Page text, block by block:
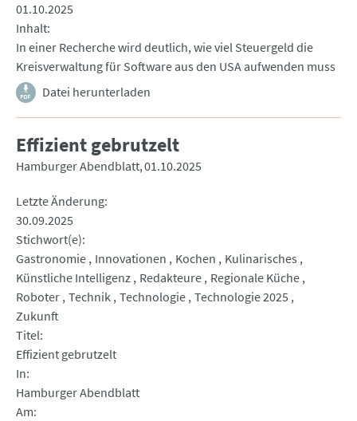
01.10.2025
Inhalt
In einer Recherche wird deutlich, wie viel Steuergeld die
Kreisverwaltung für Software aus den USA aufwenden muss
Datei herunterladen
Effizient gebrutzelt
Hamburger Abendblatt 01.10.2025
Letzte Änderung
30.09.2025
Stichwort(e)
Gastronomie Innovationen Kochen
Kulinarisches
Künstliche Intelligenz Redakteure Regionale Küche
Roboter Technik Technologie Technologie 2025
Zukunft
Titel
Effizient gebrutzelt
In
Hamburger Abendblatt
Am